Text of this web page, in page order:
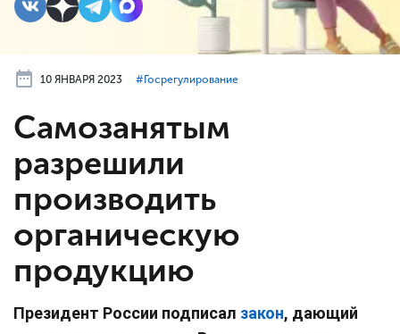
10 ЯНВАРЯ 2023 #⁣Госрегулирование
Самозанятым
разрешили
производить
органическую
продукцию
Президент России подписал закон, дающий